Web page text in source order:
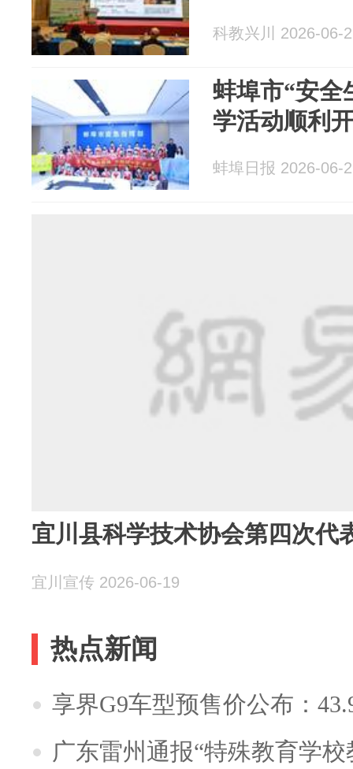
科教兴川 2026-06-
蚌埠市“安全
学活动顺利
蚌埠日报 2026-06-
宜川县科学技术协会第四次代
宜川宣传 2026-06-19
热点新闻
享界G9车型预售价公布：
广东雷州通报“特殊教育学